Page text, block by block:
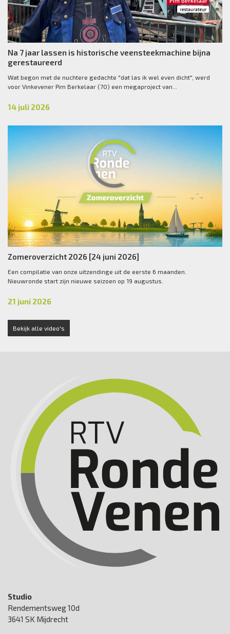
Na 7 jaar lassen is historische veensteekmachine bijna
gerestaureerd
Wat begon met de nuchtere gedachte "dat las ik wel even dicht", werd
voor Vinkevener Pim Berkelaar (70) een megaproject van...
14 juli 2026
Zomeroverzicht 2026 [24 juni 2026]
Een compilatie van onze uitzendinge uit de eerste 6 maanden.
Nieuwronde start zijn nieuwe seizoen op 19 augustus.
21 juni 2026
Bekijk alle video's
Studio
Rendementsweg 10d
3641 SK Mijdrecht